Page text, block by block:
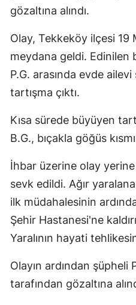
gözaltına alındı.
Olay, Tekkeköy ilçesi 19
meydana geldi. Edinilen
P.G. arasında evde
tartışma çıktı.
Kısa sürede büyüyen
B.G., bıçakla göğüs
İhbar üzerine olay
sevk edildi. Ağır
ilk müdahalesinin
Şehir Hastanesi'ne
Yaralının hayati
Olayın ardından şüpheli
tarafından gözaltına